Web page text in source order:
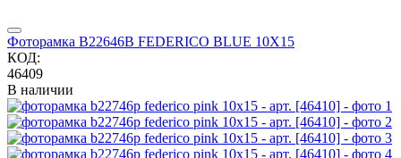
Фоторамка B22646B FEDERICO BLUE 10X15
КОД:
46409
В наличии